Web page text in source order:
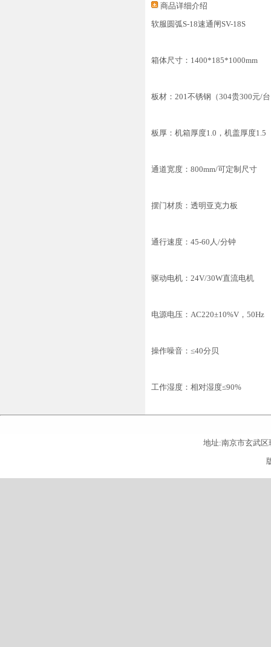
商品详细介绍
软服圆弧S-18速通闸SV-18S
箱体尺寸：1400*185*1000mm
板材：201不锈钢（304贵300元/
板厚：机箱厚度1.0，机盖厚度1.5
通道宽度：800mm/可定制尺寸
摆门材质：透明亚克力板
通行速度：45-60人/分钟
驱动电机：24V/30W直流电机
电源电压：AC220±10%V，50Hz
操作噪音：≤40分贝
工作湿度：相对湿度≤90%
地址:南京市玄武区